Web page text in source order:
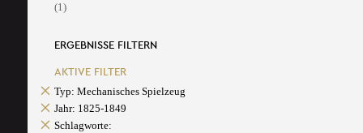
(1)
ERGEBNISSE FILTERN
AKTIVE FILTER
Typ: Mechanisches Spielzeug
Jahr: 1825-1849
Schlagworte: